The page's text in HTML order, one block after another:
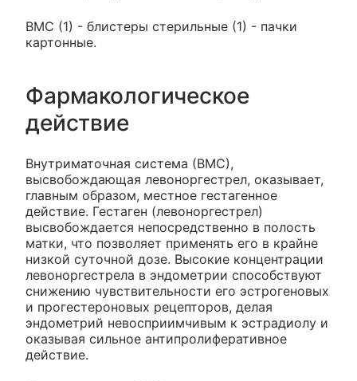
ВМС (1) - блистеры стерильные (1) - пачки
картонные.
Фармакологическое
действие
Внутриматочная система (ВМС),
высвобождающая левоноргестрел, оказывает,
главным образом, местное гестагенное
действие. Гестаген (левоноргестрел)
высвобождается непосредственно в полость
матки, что позволяет применять его в крайне
низкой суточной дозе. Высокие концентрации
левоноргестрела в эндометрии способствуют
снижению чувствительности его эстрогеновых
и прогестероновых рецепторов, делая
эндометрий невосприимчивым к эстрадиолу и
оказывая сильное антипролиферативное
действие.